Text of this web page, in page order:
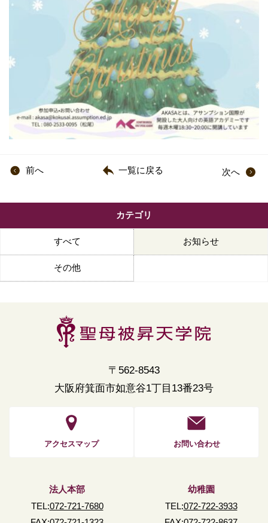
前へ 一覧に戻る 次へ
カテゴリ
すべて お知らせ
その他
〒562-8543
大阪府箕面市如意谷1丁目13番23号
アクセスマップ お問い合わせ
法人本部
TEL:072-721-7680
幼稚園
TEL:072-722-3933